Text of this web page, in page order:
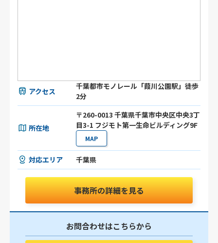
アクセス
千葉都市モノレール「葭川公園駅」徒歩
2分
所在地
〒260-0013 千葉県千葉市中央区中央3丁
目3-1 フジモト第一生命ビルディング9F
MAP
対応エリア 千葉県
事務所の詳細を見る
お問合わせはこちらから